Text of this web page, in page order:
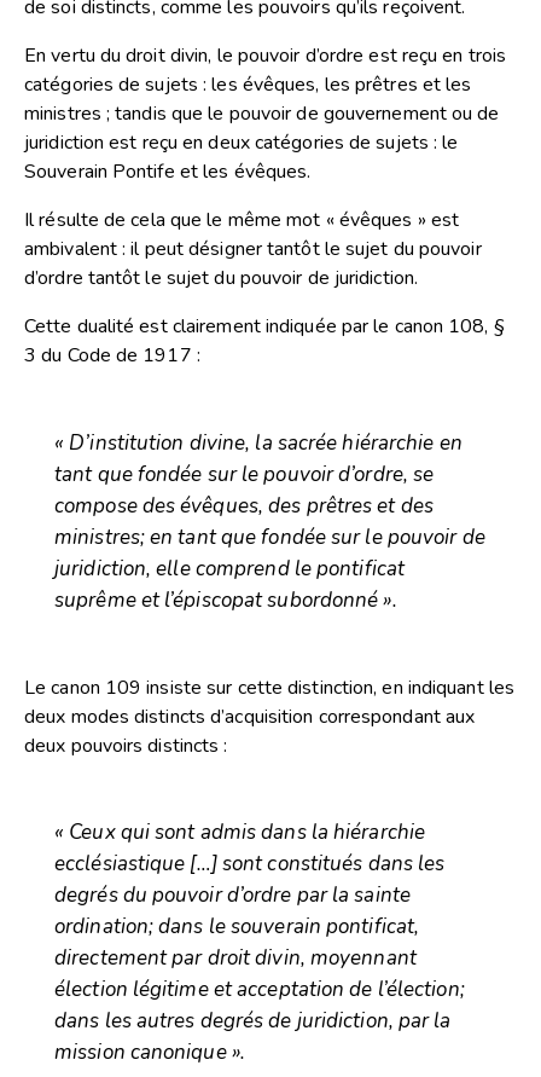
de soi distincts, comme les pouvoirs qu’ils reçoivent.
En vertu du droit divin, le pouvoir d’ordre est reçu en trois
catégories de sujets : les évêques, les prêtres et les
ministres ; tandis que le pouvoir de gouvernement ou de
juridiction est reçu en deux catégories de sujets : le
Souverain Pontife et les évêques.
Il résulte de cela que le même mot « évêques » est
ambivalent : il peut désigner tantôt le sujet du pouvoir
d’ordre tantôt le sujet du pouvoir de juridiction.
Cette dualité est clairement indiquée par le canon 108, §
3 du Code de 1917 :
« D’institution divine, la sacrée hiérarchie en
tant que fondée sur le pouvoir d’ordre, se
compose des évêques, des prêtres et des
ministres; en tant que fondée sur le pouvoir de
juridiction, elle comprend le pontificat
suprême et l’épiscopat subordonné ».
Le canon 109 insiste sur cette distinction, en indiquant les
deux modes distincts d’acquisition correspondant aux
deux pouvoirs distincts :
« Ceux qui sont admis dans la hiérarchie
ecclésiastique […] sont constitués dans les
degrés du pouvoir d’ordre par la sainte
ordination; dans le souverain pontificat,
directement par droit divin, moyennant
élection légitime et acceptation de l’élection;
dans les autres degrés de juridiction, par la
mission canonique ».